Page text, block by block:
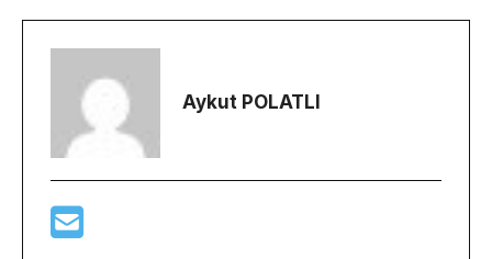
Aykut POLATLI